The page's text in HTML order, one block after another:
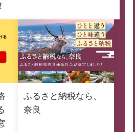
ふるさと納税なら、
奈良